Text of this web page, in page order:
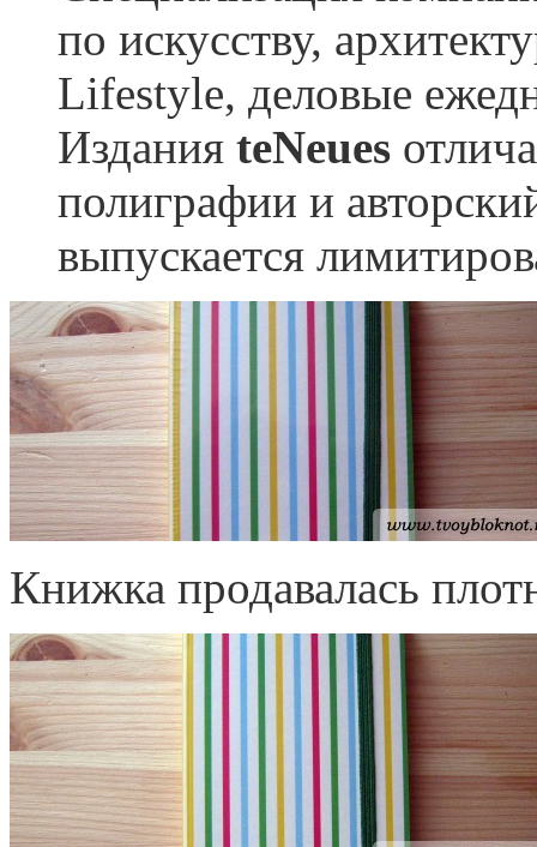
по искусству,
Lifestyle, деловые
Издания teNeues
полиграфии и
выпускается
Книжка продавалась